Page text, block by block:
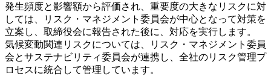
発生頻度と影響額から評価され、重要度の大きなリスクに対
しては、リスク・マネジメント委員会が中心となって対策を
立案し、取締役会に報告された後に、対応を実行します。
気候変動関連リスクについては、リスク・マネジメント委員
会とサステナビリティ委員会が連携し、全社のリスク管理プ
ロセスに統合して管理しています。